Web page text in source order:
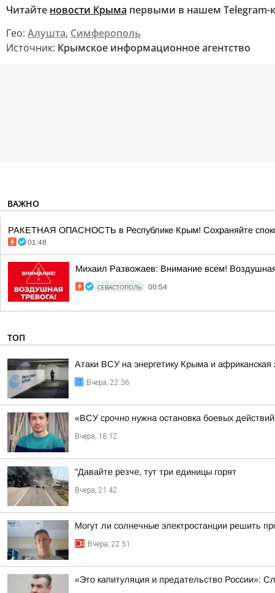
Читайте новости Крыма первыми в нашем Telegram-
Гео: Алушта, Симферополь
Источник: Крымское информационное агентство
ВАЖНО
РАКЕТНАЯ ОПАСНОСТЬ в Республике Крым! Сохраняйте
01:48
Михаил Развожаев: Внимание всем! Воздушная
СЕВАСТОПОЛЬ 00:54
ТОП
Атаки ВСУ на энергетику Крыма и африканская
Вчера, 22:36
«ВСУ срочно нужна остановка боевых
Вчера, 18:12
"Давайте резче, тут три единицы горят
Вчера, 21:42
Могут ли солнечные электростанции решить
Вчера, 22:51
«Это капитуляция и предательство России»: